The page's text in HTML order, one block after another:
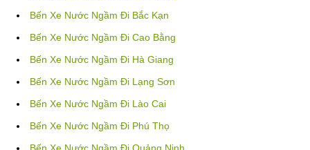
Bến Xe Nước Ngầm Đi Bắc Kạn
Bến Xe Nước Ngầm Đi Cao Bằng
Bến Xe Nước Ngầm Đi Hà Giang
Bến Xe Nước Ngầm Đi Lạng Sơn
Bến Xe Nước Ngầm Đi Lào Cai
Bến Xe Nước Ngầm Đi Phú Thọ